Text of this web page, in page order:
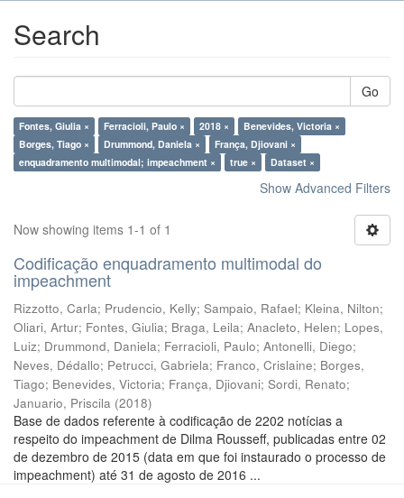
Search
Go
Fontes, Giulia × Ferracioli, Paulo × 2018 ×
Benevides, Victoria ×
Borges, Tiago ×
Drummond, Daniela ×
França, Djiovani ×
enquadramento multimodal; impeachment ×
true × Dataset ×
Show Advanced Filters
Now showing items 1-1 of 1
Codificação enquadramento multimodal do
impeachment
Rizzotto, Carla; Prudencio, Kelly; Sampaio, Rafael; Kleina, Nilton;
Oliari, Artur; Fontes, Giulia; Braga, Leila; Anacleto, Helen; Lopes,
Luiz; Drummond, Daniela; Ferracioli, Paulo; Antonelli, Diego;
Neves, Dédallo; Petrucci, Gabriela; Franco, Crislaine; Borges,
Tiago; Benevides, Victoria; França, Djiovani; Sordi, Renato;
Januario, Priscila (2018)
Base de dados referente à codificação de 2202 notícias a
respeito do impeachment de Dilma Rousseff, publicadas entre 02
de dezembro de 2015 (data em que foi instaurado o processo de
impeachment) até 31 de agosto de 2016 ...